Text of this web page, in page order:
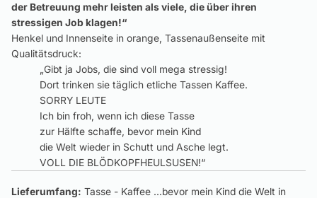
der Betreuung mehr leisten als viele, die über ihren
stressigen Job klagen!“
Henkel und Innenseite in orange, Tassenaußenseite mit
Qualitätsdruck:
„Gibt ja Jobs, die sind voll mega stressig!
Dort trinken sie täglich etliche Tassen Kaffee.
SORRY LEUTE
Ich bin froh, wenn ich diese Tasse
zur Hälfte schaffe, bevor mein Kind
die Welt wieder in Schutt und Asche legt.
VOLL DIE BLÖDKOPFHEULSUSEN!“
Lieferumfang: Tasse - Kaffee ...bevor mein Kind die Welt in